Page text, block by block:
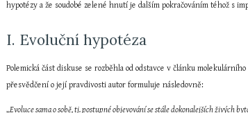
hypotézy a že soudobé zelené hnutí je dalším pokračováním téhož s
I. Evoluční hypotéza
Polemická část diskuse se rozběhla od odstavce v článku
přesvědčení o její pravdivosti autor formuluje následovně:
„Evoluce sama o sobě, tj. postupné objevování se stále dokonalejších živých